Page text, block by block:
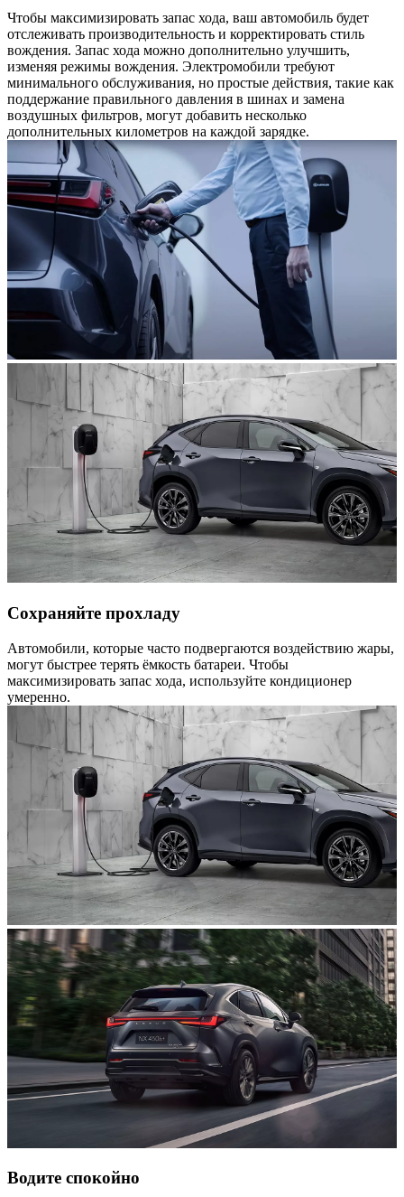
Чтобы максимизировать запас хода, ваш автомобиль будет
отслеживать производительность и корректировать стиль
вождения. Запас хода можно дополнительно улучшить,
изменяя режимы вождения. Электромобили требуют
минимального обслуживания, но простые действия, такие как
поддержание правильного давления в шинах и замена
воздушных фильтров, могут добавить несколько
дополнительных километров на каждой зарядке.
Сохраняйте прохладу
Автомобили, которые часто подвергаются воздействию жары,
могут быстрее терять ёмкость батареи. Чтобы
максимизировать запас хода, используйте кондиционер
умеренно.
Водите спокойно